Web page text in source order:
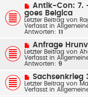
ge
i
t
r
a
N
e
u
e
r
B
t
r
a
Antik-Con: 7.
goes Belgica
Letzter Beitrag von
Verfasst in
Antworten: 11
N
e
u
e
r
B
e
i
t
Anfrage
Letzter Beitrag von
Verfasst in
Antworten: 9
N
e
u
e
Sachsenkrieg
Letzter Beitrag von
Verfasst in